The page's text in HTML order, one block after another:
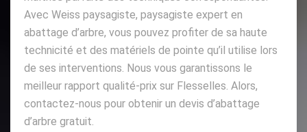
Avec Weiss paysagiste, paysagiste expert en
abattage d’arbre, vous pouvez profiter de sa haute
technicité et des matériels de pointe qu’il utilise lors
de ses interventions. Nous vous garantissons le
meilleur rapport qualité-prix sur Flesselles. Alors,
contactez-nous pour obtenir un devis d’abattage
d’arbre gratuit.